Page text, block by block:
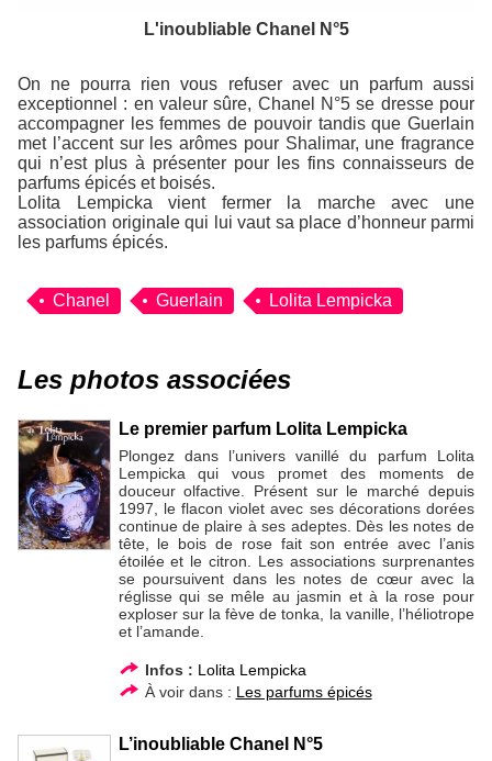
L'inoubliable Chanel N°5
On ne pourra rien vous refuser avec un parfum aussi
exceptionnel : en valeur sûre, Chanel N°5 se dresse pour
accompagner les femmes de pouvoir tandis que Guerlain
met l’accent sur les arômes pour Shalimar, une fragrance
qui n’est plus à présenter pour les fins connaisseurs de
parfums épicés et boisés.
Lolita Lempicka vient fermer la marche avec une
association originale qui lui vaut sa place d’honneur parmi
les parfums épicés.
Chanel Guerlain Lolita Lempicka
Les photos associées
Le premier parfum Lolita Lempicka
Plongez dans l’univers vanillé du parfum Lolita
Lempicka qui vous promet des moments de
douceur olfactive. Présent sur le marché depuis
1997, le flacon violet avec ses décorations dorées
continue de plaire à ses adeptes. Dès les notes de
tête, le bois de rose fait son entrée avec l’anis
étoilée et le citron. Les associations surprenantes
se poursuivent dans les notes de cœur avec la
réglisse qui se mêle au jasmin et à la rose pour
exploser sur la fève de tonka, la vanille, l’héliotrope
et l’amande.
Infos : Lolita Lempicka
À voir dans : Les parfums épicés
L’inoubliable Chanel N°5